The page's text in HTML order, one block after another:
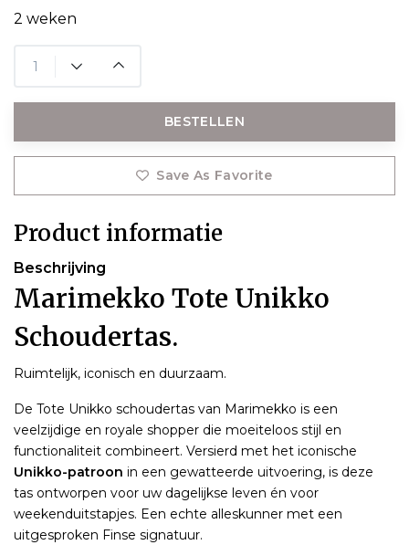
2 weken
BESTELLEN
Save As Favorite
Product informatie
Beschrijving
Marimekko Tote Unikko
Schoudertas.
Ruimtelijk, iconisch en duurzaam.
De Tote Unikko schoudertas van Marimekko is een
veelzijdige en royale shopper die moeiteloos stijl en
functionaliteit combineert. Versierd met het iconische
Unikko-patroon in een gewatteerde uitvoering, is deze
tas ontworpen voor uw dagelijkse leven én voor
weekenduitstapjes. Een echte alleskunner met een
uitgesproken Finse signatuur.